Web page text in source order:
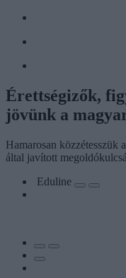
Érettségizők,
jövünk a
Hamarosan közzétesszük
által javított
Eduline